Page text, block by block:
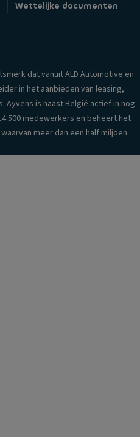
Wettelijke documenten
dat vanuit ALD Automotive en
in het aanbieden van leasing,
Ayvens is naast België actief in nog
medewerkers en beheert het
meer dan een half miljoen